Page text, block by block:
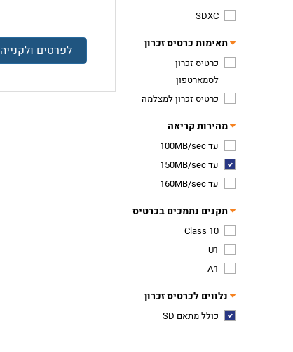
SDXC
תאימות כרטיס זכרון
כרטיס זכרון
לסמארטפון
כרטיס זכרון למצלמה
מהירות קריאה
עד 100MB/sec
עד 150MB/sec
עד 160MB/sec
תקנים נתמכים בכרטיס
Class 10
U1
A1
נלווים לכרטיס זכרון
כולל מתאם SD
לפרטים ולקנייה